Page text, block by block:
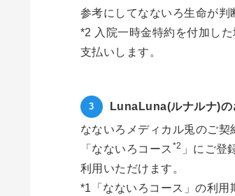
参考にしてなないろ生命が判
*2 入院一時金特約を付加し
支払いします。
LunaLuna(ルナルナ)の
なないろメディカル兎のご
「なないろコース *2 」にご登
利用いただけます。
*1「なないろコース」の利用